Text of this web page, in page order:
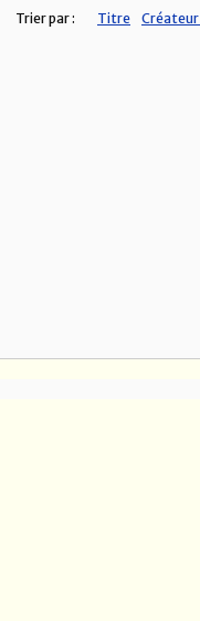
Trier par : Titre Créateur